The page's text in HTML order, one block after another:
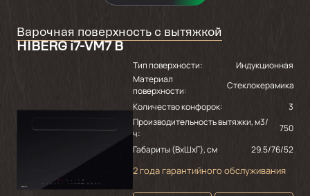
Варочная поверхность с вытяжкой
HIBERG i7-VM7 B
Тип поверхности:
Индукционная
Материал
поверхности:
Стеклокерамика
Количество конфорок:
3
Производительность вытяжки, м3/
ч:
750
Габариты (ВхШхГ), см
29.5/76/52
2 года гарантийного обслуживания